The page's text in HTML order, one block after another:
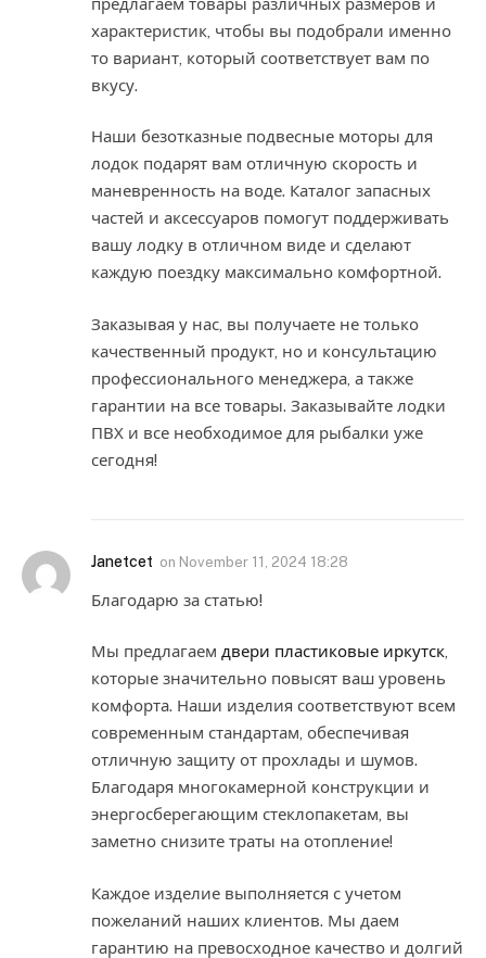
предлагаем товары различных размеров и
характеристик, чтобы вы подобрали именно
то вариант, который соответствует вам по
вкусу.
Наши безотказные подвесные моторы для
лодок подарят вам отличную скорость и
маневренность на воде. Каталог запасных
частей и аксессуаров помогут поддерживать
вашу лодку в отличном виде и сделают
каждую поездку максимально комфортной.
Заказывая у нас, вы получаете не только
качественный продукт, но и консультацию
профессионального менеджера, а также
гарантии на все товары. Заказывайте лодки
ПВХ и все необходимое для рыбалки уже
сегодня!
Janetcet on November 11, 2024 18:28
Благодарю за статью!
Мы предлагаем двери пластиковые иркутск,
которые значительно повысят ваш уровень
комфорта. Наши изделия соответствуют всем
современным стандартам, обеспечивая
отличную защиту от прохлады и шумов.
Благодаря многокамерной конструкции и
энергосберегающим стеклопакетам, вы
заметно снизите траты на отопление!
Каждое изделие выполняется с учетом
пожеланий наших клиентов. Мы даем
гарантию на превосходное качество и долгий